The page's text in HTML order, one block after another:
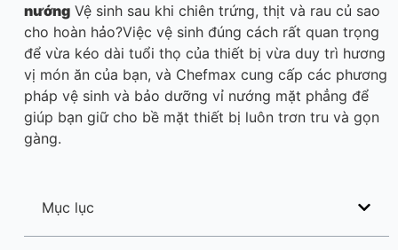
nướng Vệ sinh sau khi chiên trứng, thịt và rau củ sao
cho hoàn hảo?Việc vệ sinh đúng cách rất quan trọng
để vừa kéo dài tuổi thọ của thiết bị vừa duy trì hương
vị món ăn của bạn, và Chefmax cung cấp các phương
pháp vệ sinh và bảo dưỡng vỉ nướng mặt phẳng để
giúp bạn giữ cho bề mặt thiết bị luôn trơn tru và gọn
gàng.
Mục lục